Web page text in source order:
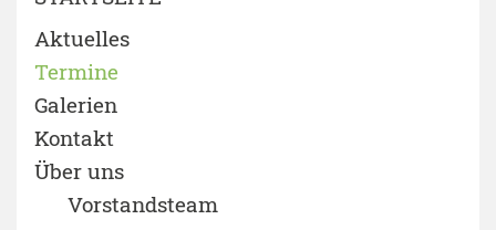
Aktuelles
Termine
Galerien
Kontakt
Über uns
Vorstandsteam